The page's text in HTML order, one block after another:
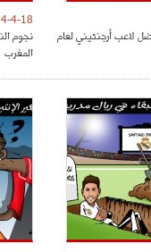
لاعب أرجنتيني لعام
4-18
نجوم
المغرب